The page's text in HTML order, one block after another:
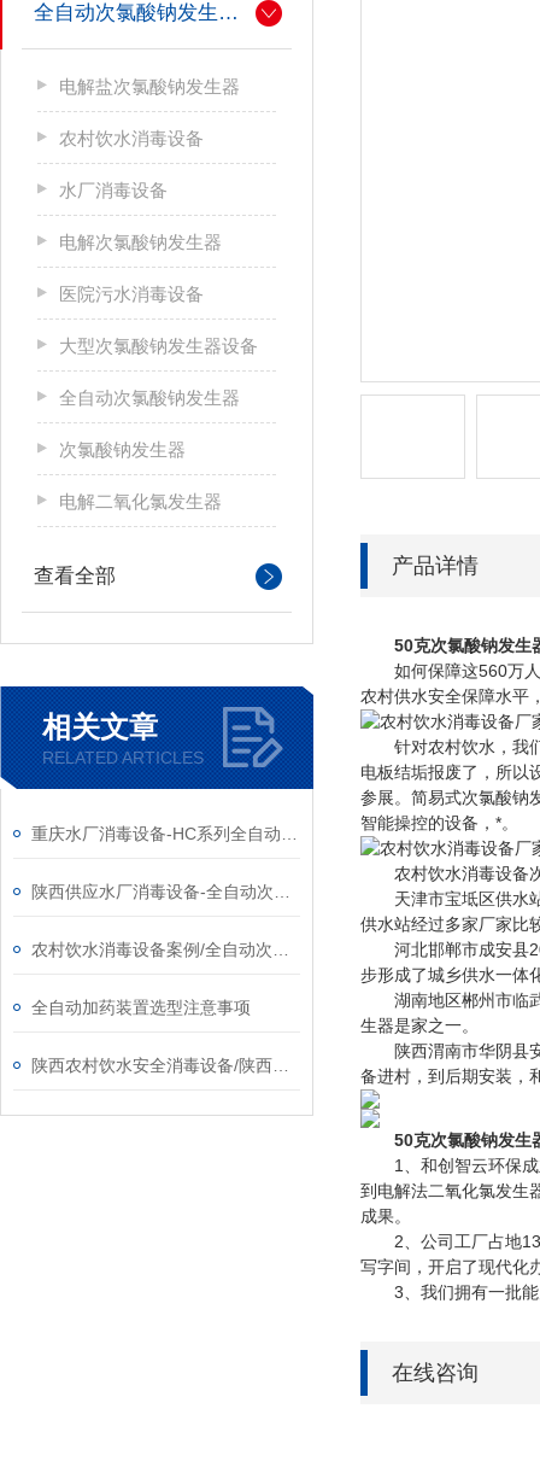
全自动次氯酸钠发生器厂家
电解盐次氯酸钠发生器
农村饮水消毒设备
水厂消毒设备
电解次氯酸钠发生器
医院污水消毒设备
大型次氯酸钠发生器设备
全自动次氯酸钠发生器
次氯酸钠发生器
电解二氧化氯发生器
查看全部
相关文章
RELATED ARTICLES
全自动加药装置选型注意事项
产品详情
50克次氯酸钠发生
如何保障这560万人
农村供水安全保障水平
针对农村饮水，我们
电板结垢报废了，所以
参展。简易式次氯酸钠
智能操控的设备，*。
农村饮水消毒设备次
天津市宝坻区供水站
供水站经过多家厂家比
河北邯郸市成安县
步形成了城乡供水一体
湖南地区郴州市临武
生器是家之一。
陕西渭南市华阴县安
备进村，到后期安装，
50克次氯酸钠发生
1、和创智云环保成
到电解法二氧化氯发生
成果。
2、公司工厂占地
写字间，开启了现代化
3、我们拥有一批能
在线咨询